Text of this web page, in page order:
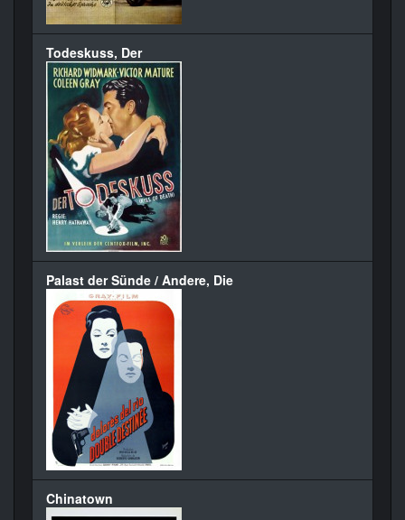
Todeskuss, Der
Palast der Sünde / Andere, Die
Chinatown